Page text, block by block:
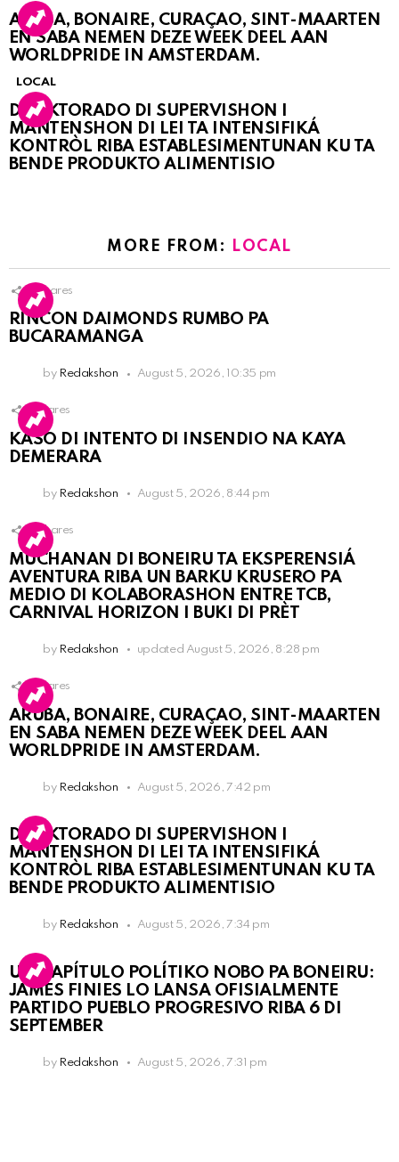
ARUBA, BONAIRE, CURAÇAO, SINT-MAARTEN
EN SABA NEMEN DEZE WEEK DEEL AAN
WORLDPRIDE IN AMSTERDAM.
LOCAL
DIREKTORADO DI SUPERVISHON I
MANTENSHON DI LEI TA INTENSIFIKÁ
KONTRÒL RIBA ESTABLESIMENTUNAN KU TA
BENDE PRODUKTO ALIMENTISIO
MORE FROM: LOCAL
Shares
RINCON DAIMONDS RUMBO PA
BUCARAMANGA
by Redakshon August 5, 2026, 10:35 pm
Shares
KASO DI INTENTO DI INSENDIO NA KAYA
DEMERARA
by Redakshon August 5, 2026, 8:44 pm
Shares
MUCHANAN DI BONEIRU TA EKSPERENSIÁ
AVENTURA RIBA UN BARKU KRUSERO PA
MEDIO DI KOLABORASHON ENTRE TCB,
CARNIVAL HORIZON I BUKI DI PRÈT
by Redakshon updated August 5, 2026, 8:28 pm
Shares
ARUBA, BONAIRE, CURAÇAO, SINT-MAARTEN
EN SABA NEMEN DEZE WEEK DEEL AAN
WORLDPRIDE IN AMSTERDAM.
by Redakshon August 5, 2026, 7:42 pm
DIREKTORADO DI SUPERVISHON I
MANTENSHON DI LEI TA INTENSIFIKÁ
KONTRÒL RIBA ESTABLESIMENTUNAN KU TA
BENDE PRODUKTO ALIMENTISIO
by Redakshon August 5, 2026, 7:34 pm
UN KAPÍTULO POLÍTIKO NOBO PA BONEIRU:
JAMES FINIES LO LANSA OFISIALMENTE
PARTIDO PUEBLO PROGRESIVO RIBA 6 DI
SEPTEMBER
by Redakshon August 5, 2026, 7:31 pm